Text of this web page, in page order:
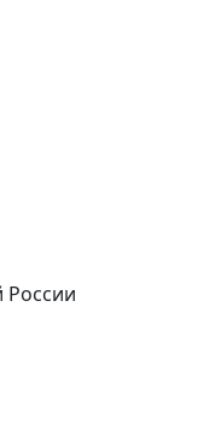
России